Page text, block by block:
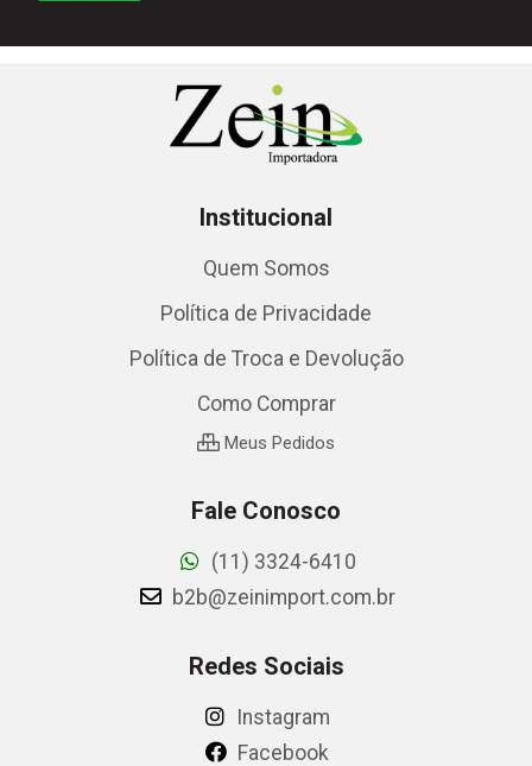
Institucional
Quem Somos
Política de Privacidade
Política de Troca e Devolução
Como Comprar
Meus Pedidos
Fale Conosco
(11) 3324-6410
b2b@zeinimport.com.br
Redes Sociais
Instagram
Facebook